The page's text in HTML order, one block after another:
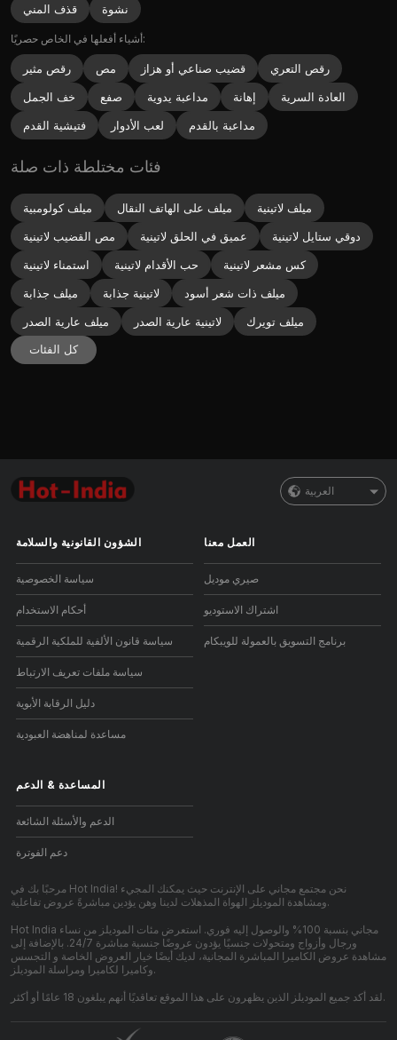
قذف المني
نشوة
أشياء أفعلها في الخاص حصريًا:
رقص مثير مص قضيب صناعي أو هزاز
رقص التعري
خف الجمل
صفع مداعبة يدوية إهانة
العادة السرية
فتيشية القدم
لعب الأدوار مداعبة بالقدم
فئات مختلطة ذات صلة
ميلف كولومبية ميلف على الهاتف النقال
ميلف لاتينية
مص القضيب لاتينية
عميق في الحلق لاتينية
دوقي ستايل لاتينية
استمناء لاتينية
حب الأقدام لاتينية
كس مشعر لاتينية
ميلف جذابة
لاتينية جذابة
ميلف ذات شعر أسود
ميلف عارية الصدر
لاتينية عارية الصدر
ميلف تويرك
كل الفئات
العربية
الشؤون القانونية والسلامة
سياسة الخصوصية
أحكام الاستخدام
سياسة قانون الألفية للملكية الرقمية
سياسة ملفات تعريف الارتباط
دليل الرقابة الأبوية
مساعدة لمناهضة العبودية
العمل معنا
صيري موديل
اشتراك الاستوديو
برنامج التسويق بالعمولة للويبكام
المساعدة & الدعم
الدعم والأسئلة الشائعة
دعم الفوترة
مرحبًا بك في Hot India! نحن مجتمع مجاني على الإنترنت حيث يمكنك المجيء
ومشاهدة الموديلز الهواة المذهلات لدينا وهن يؤدين مباشرةً عروض تفاعلية.
Hot India مجاني بنسبة 100% والوصول إليه فوري. استعرض مئات الموديلز من نساء
ورجال وأزواج ومتحولات جنسيًا يؤدون عروضًا جنسية مباشرة 24/7. بالإضافة إلى
مشاهدة عروض الكاميرا المباشرة المجانية، لديك أيضًا خيار العروض الخاصة و التجسس
وكاميرا لكاميرا ومراسلة الموديلز.
لقد أكد جميع الموديلز الذين يظهرون على هذا الموقع تعاقديًا أنهم يبلغون 18 عامًا أو أكثر.